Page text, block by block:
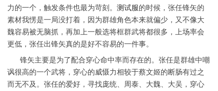
力的一个，触发条件也最为苛刻。 测试服的时候，张任锋矢的
素材我愣是一局没打着，因为群雄角色本来就偏少，又不像大
魏容易被无脑抓，再加上一般选将框群武将都很多，上场率会
更低，张任出锋矢真的是好不容易的一件事。
锋矢主要是为了配合穿心命中率而存在的。张任是群雄中嘲
讽很高的一个武将，穿心的威慑力相较于蔡文姬的断肠有过之
而无不及。张任的爱好，寻找庞统、周泰、大魏、大吴，穿心